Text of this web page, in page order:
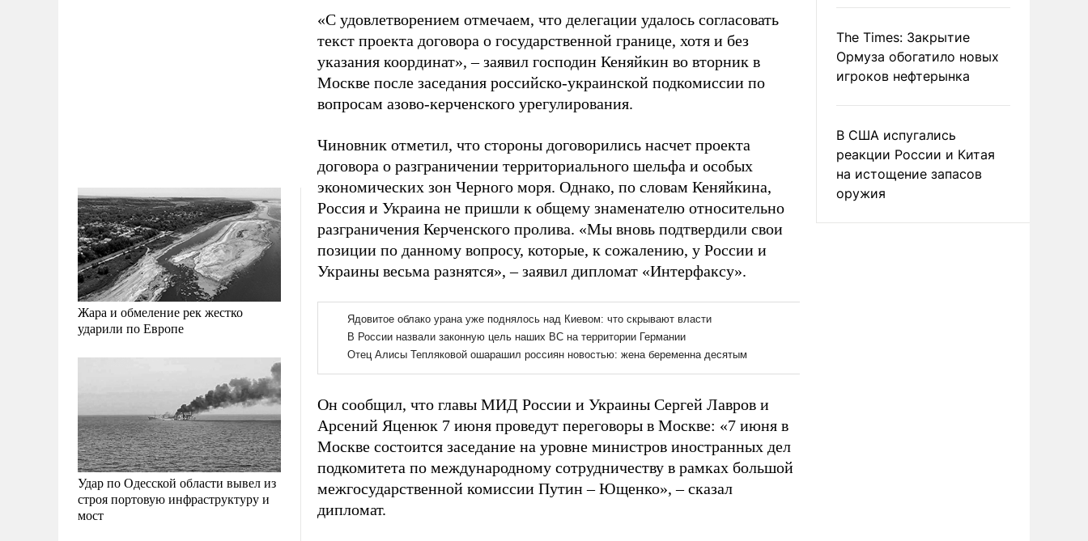
Жара и обмеление рек жестко
ударили по Европе
Удар по Одесской области вывел из
строя портовую инфраструктуру и
мост
«С удовлетворением отмечаем, что делегации удалось согласовать
текст проекта договора о государственной границе, хотя и без
указания координат», – заявил господин Кеняйкин во вторник в
Москве после заседания российско-украинской подкомиссии по
вопросам азово-керченского урегулирования.
Чиновник отметил, что стороны договорились насчет проекта
договора о разграничении территориального шельфа и особых
экономических зон Черного моря. Однако, по словам Кеняйкина,
Россия и Украина не пришли к общему знаменателю относительно
разграничения Керченского пролива. «Мы вновь подтвердили свои
позиции по данному вопросу, которые, к сожалению, у России и
Украины весьма разнятся», – заявил дипломат «Интерфаксу».
Он сообщил, что главы МИД России и Украины Сергей Лавров и
Арсений Яценюк 7 июня проведут переговоры в Москве: «7 июня в
Москве состоится заседание на уровне министров иностранных дел
подкомитета по международному сотрудничеству в рамках большой
межгосударственной комиссии Путин – Ющенко», – сказал
дипломат.
The Times: Закрытие
Ормуза обогатило новых
игроков нефтерынка
В США испугались
реакции России и Китая
на истощение запасов
оружия